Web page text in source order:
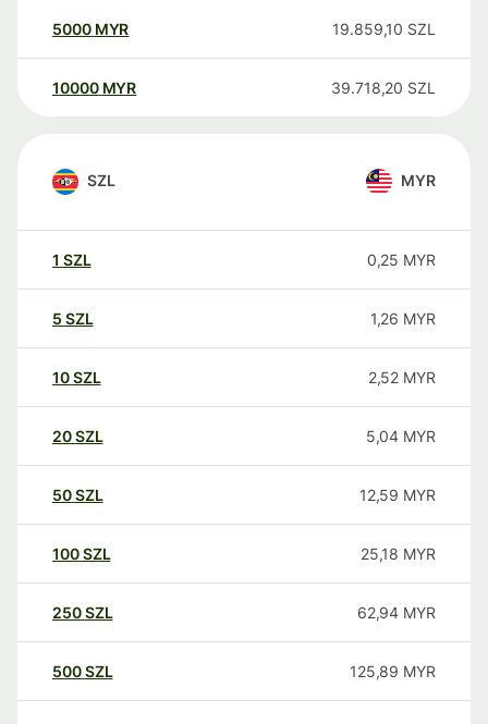
5000 MYR 19.859,10 SZL
10000 MYR 39.718,20 SZL
SZL MYR
1 SZL 0,25 MYR
5 SZL 1,26 MYR
10SZL 2,52 MYR
20SZL 5,04 MYR
50SZL 12,59 MYR
100SZL 25,18 MYR
250SZL 62,94 MYR
500SZL 125,89 MYR